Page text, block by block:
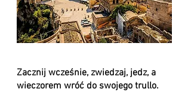
Zacznij wcześnie, zwiedzaj, jedz, a
wieczorem wróć do swojego trullo.